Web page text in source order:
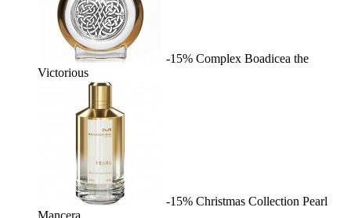
-15% Complex Boadicea the
Victorious
-15% Christmas Collection Pearl
Mancera